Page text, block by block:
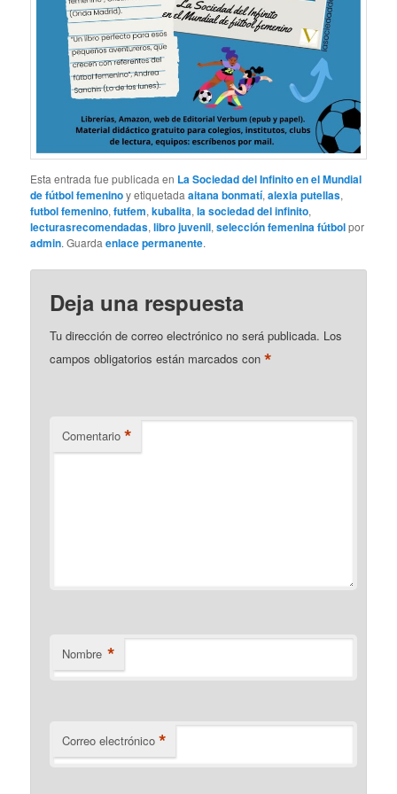
Esta entrada fue publicada en La Sociedad del Infinito en el Mundial
de fútbol femeninoy etiquetadaaitana bonmatí,alexia putellas,
futbol femenino,futfem,kubalita,la sociedad del infinito,
lecturasrecomendadas,libro juvenil,selección femenina fútbolpor
admin. Guardaenlace permanente.
Deja una respuesta
Tu dirección de correo electrónico no será publicada. Los
campos obligatorios están marcados con*
Comentario *
Nombre *
Correo electrónico *